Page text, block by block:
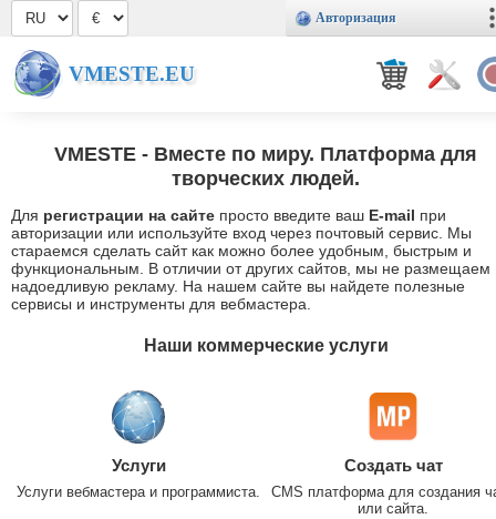
Авторизация
VMESTE.EU
VMESTE - Вместе по миру. Платформа для
творческих людей.
Для регистрации на сайте просто введите ваш E-mail при
авторизации или используйте вход через почтовый сервис. Мы
стараемся сделать сайт как можно более удобным, быстрым и
функциональным. В отличии от других сайтов, мы не размещаем
надоедливую рекламу. На нашем сайте вы найдете полезные
сервисы и инструменты для вебмастера.
Наши коммерческие услуги
Услуги
Услуги вебмастера и программиста.
Создать чат
CMS платформа для создания
или сайта.